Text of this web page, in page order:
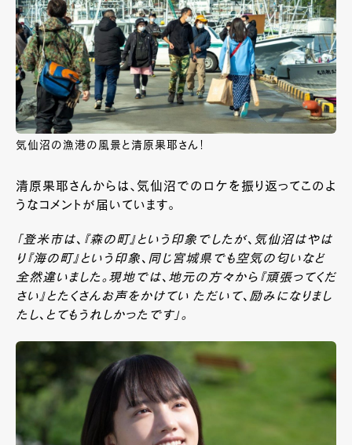
気仙沼の漁港の風景と清原果耶さん！
清原果耶さんからは、気仙沼でのロケを振り返ってこのよ
うなコメントが届いています。
「登米市は、『森の町』という印象でしたが、気仙沼はやは
り『海の町』という印象、同じ宮城県でも空気の匂いなど
全然違いました。現地では、地元の方々から『頑張ってくだ
さい』とたくさんお声をかけてい ただいて、励みになりまし
たし、とてもうれしかったです」。